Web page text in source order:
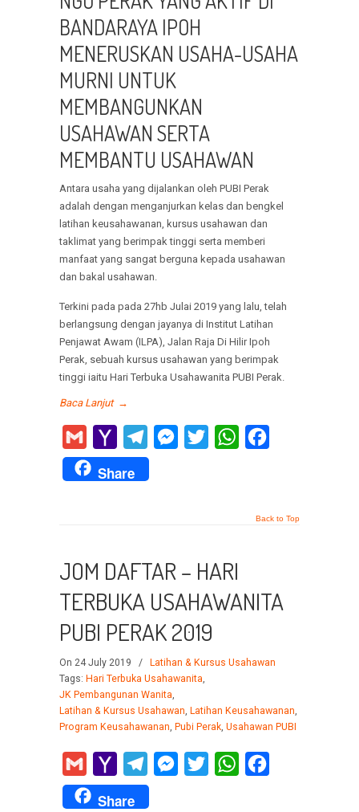
BANDARAYA IPOH
MENERUSKAN USAHA-USAHA
MURNI UNTUK
MEMBANGUNKAN
USAHAWAN SERTA
MEMBANTU USAHAWAN
Antara usaha yang dijalankan oleh PUBI Perak
adalah dengan menganjurkan kelas dan bengkel
latihan keusahawanan, kursus usahawan dan
taklimat yang berimpak tinggi serta memberi
manfaat yang sangat berguna kepada usahawan
dan bakal usahawan.
Terkini pada pada 27hb Julai 2019 yang lalu, telah
berlangsung dengan jayanya di Institut Latihan
Penjawat Awam (ILPA), Jalan Raja Di Hilir Ipoh
Perak, sebuah kursus usahawan yang berimpak
tinggi iaitu Hari Terbuka Usahawanita PUBI Perak.
Baca Lanjut →
Gmail
Yahoo
Mail
TelegramMessenger
Twitter WhatsApp
Share
Back to Top
JOM DAFTAR – HARI
TERBUKA USAHAWANITA
PUBI PERAK 2019
On 24 July 2019 /
Latihan & Kursus Usahawan
Tags: Hari Terbuka Usahawanita,
JK Pembangunan Wanita,
Latihan & Kursus Usahawan, Latihan Keusahawanan,
Program Keusahawanan, Pubi Perak, Usahawan PUBI
Gmail
Yahoo
Mail
TelegramMessenger
Twitter WhatsApp
Share